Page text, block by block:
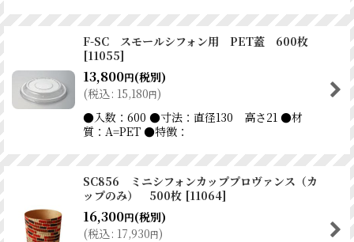
F-SC スモールシフォン用 PET蓋 600枚
[11055]
13,800円(税別)
(税込: 15,180円)
●入数：600 ●寸法：直径130 高さ21 ●材
質：A=PET ●特徴：
SC856 ミニシフォンカッププロヴァンス（カ
ップのみ） 500枚 [11064]
16,300円(税別)
(税込: 17,930円)